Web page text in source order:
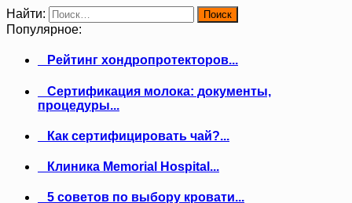
Найти:
Популярное:
Рейтинг хондропротекторов...
Сертификация молока: документы,
процедуры...
Как сертифицировать чай?...
Клиника Memorial Hospital...
5 советов по выбору кровати...